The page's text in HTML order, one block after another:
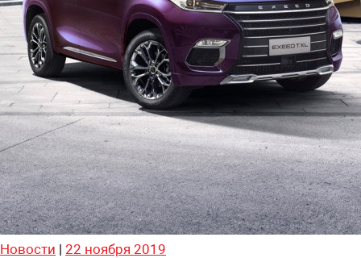
Новости | 22 ноября 2019